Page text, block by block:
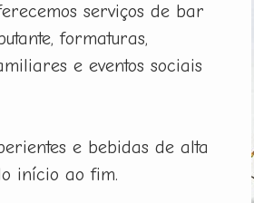
serviços de bar
formaturas,
e eventos sociais
e bebidas de alta
início ao fim.